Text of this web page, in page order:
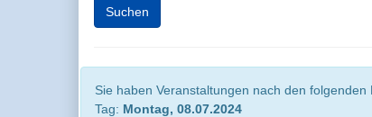
Sie haben Veranstaltungen nach den folgenden
Tag: Montag, 08.07.2024